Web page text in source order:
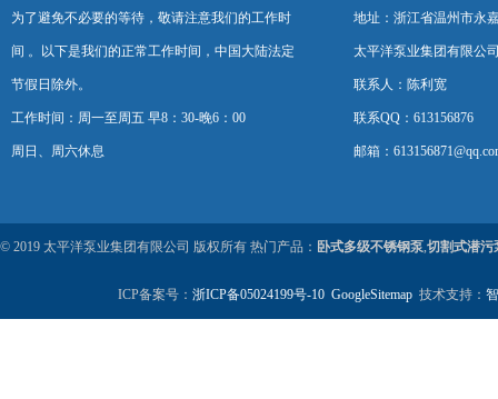
为了避免不必要的等待，敬请注意我们的工作时
间 。以下是我们的正常工作时间，中国大陆法定
节假日除外。
工作时间：周一至周五 早8：30-晚6：00
周日、周六休息
地址：浙江省温州市永
太平洋泵业集团有限公
联系人：陈利宽
联系QQ：613156876
邮箱：
© 2019 太平洋泵业集团有限公司 版权所有 热门产品： 卧式多级不锈钢泵,切割式潜污
ICP备案号： 浙ICP备05024199号-10 GoogleSitemap 技术支持：